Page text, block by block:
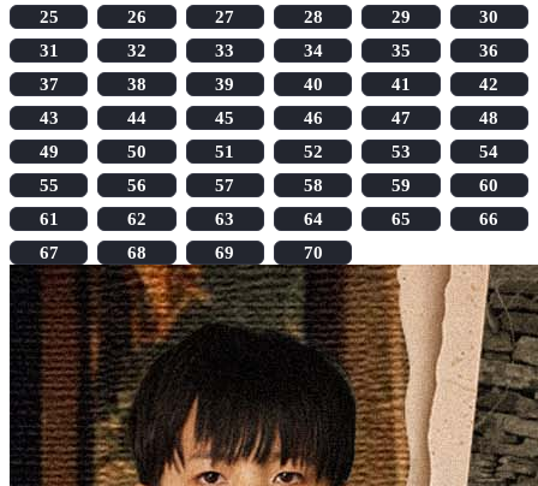
25
26 27 28 29
30
31
32 33 34 35
36
37
38 39 40 41
42
43
44 45 46 47
48
49
50 51 52 53
54
55
56 57 58 59
60
61
62 63 64 65
66
67
68 69 70